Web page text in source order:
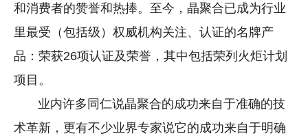
和消费者的赞誉和热捧。至今，晶聚合已成为行业
里最受（包括级）权威机构关注、认证的名牌产
品：荣获26项认证及荣誉，其中包括荣列火炬计划
项目。
业内许多同仁说晶聚合的成功来自于准确的技
术革新，更有不少业界专家说它的成功来自于明确